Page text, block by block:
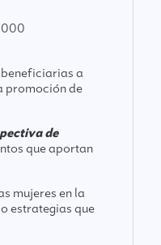
a
promoción de
de
que aportan
mujeres en la
estrategias que